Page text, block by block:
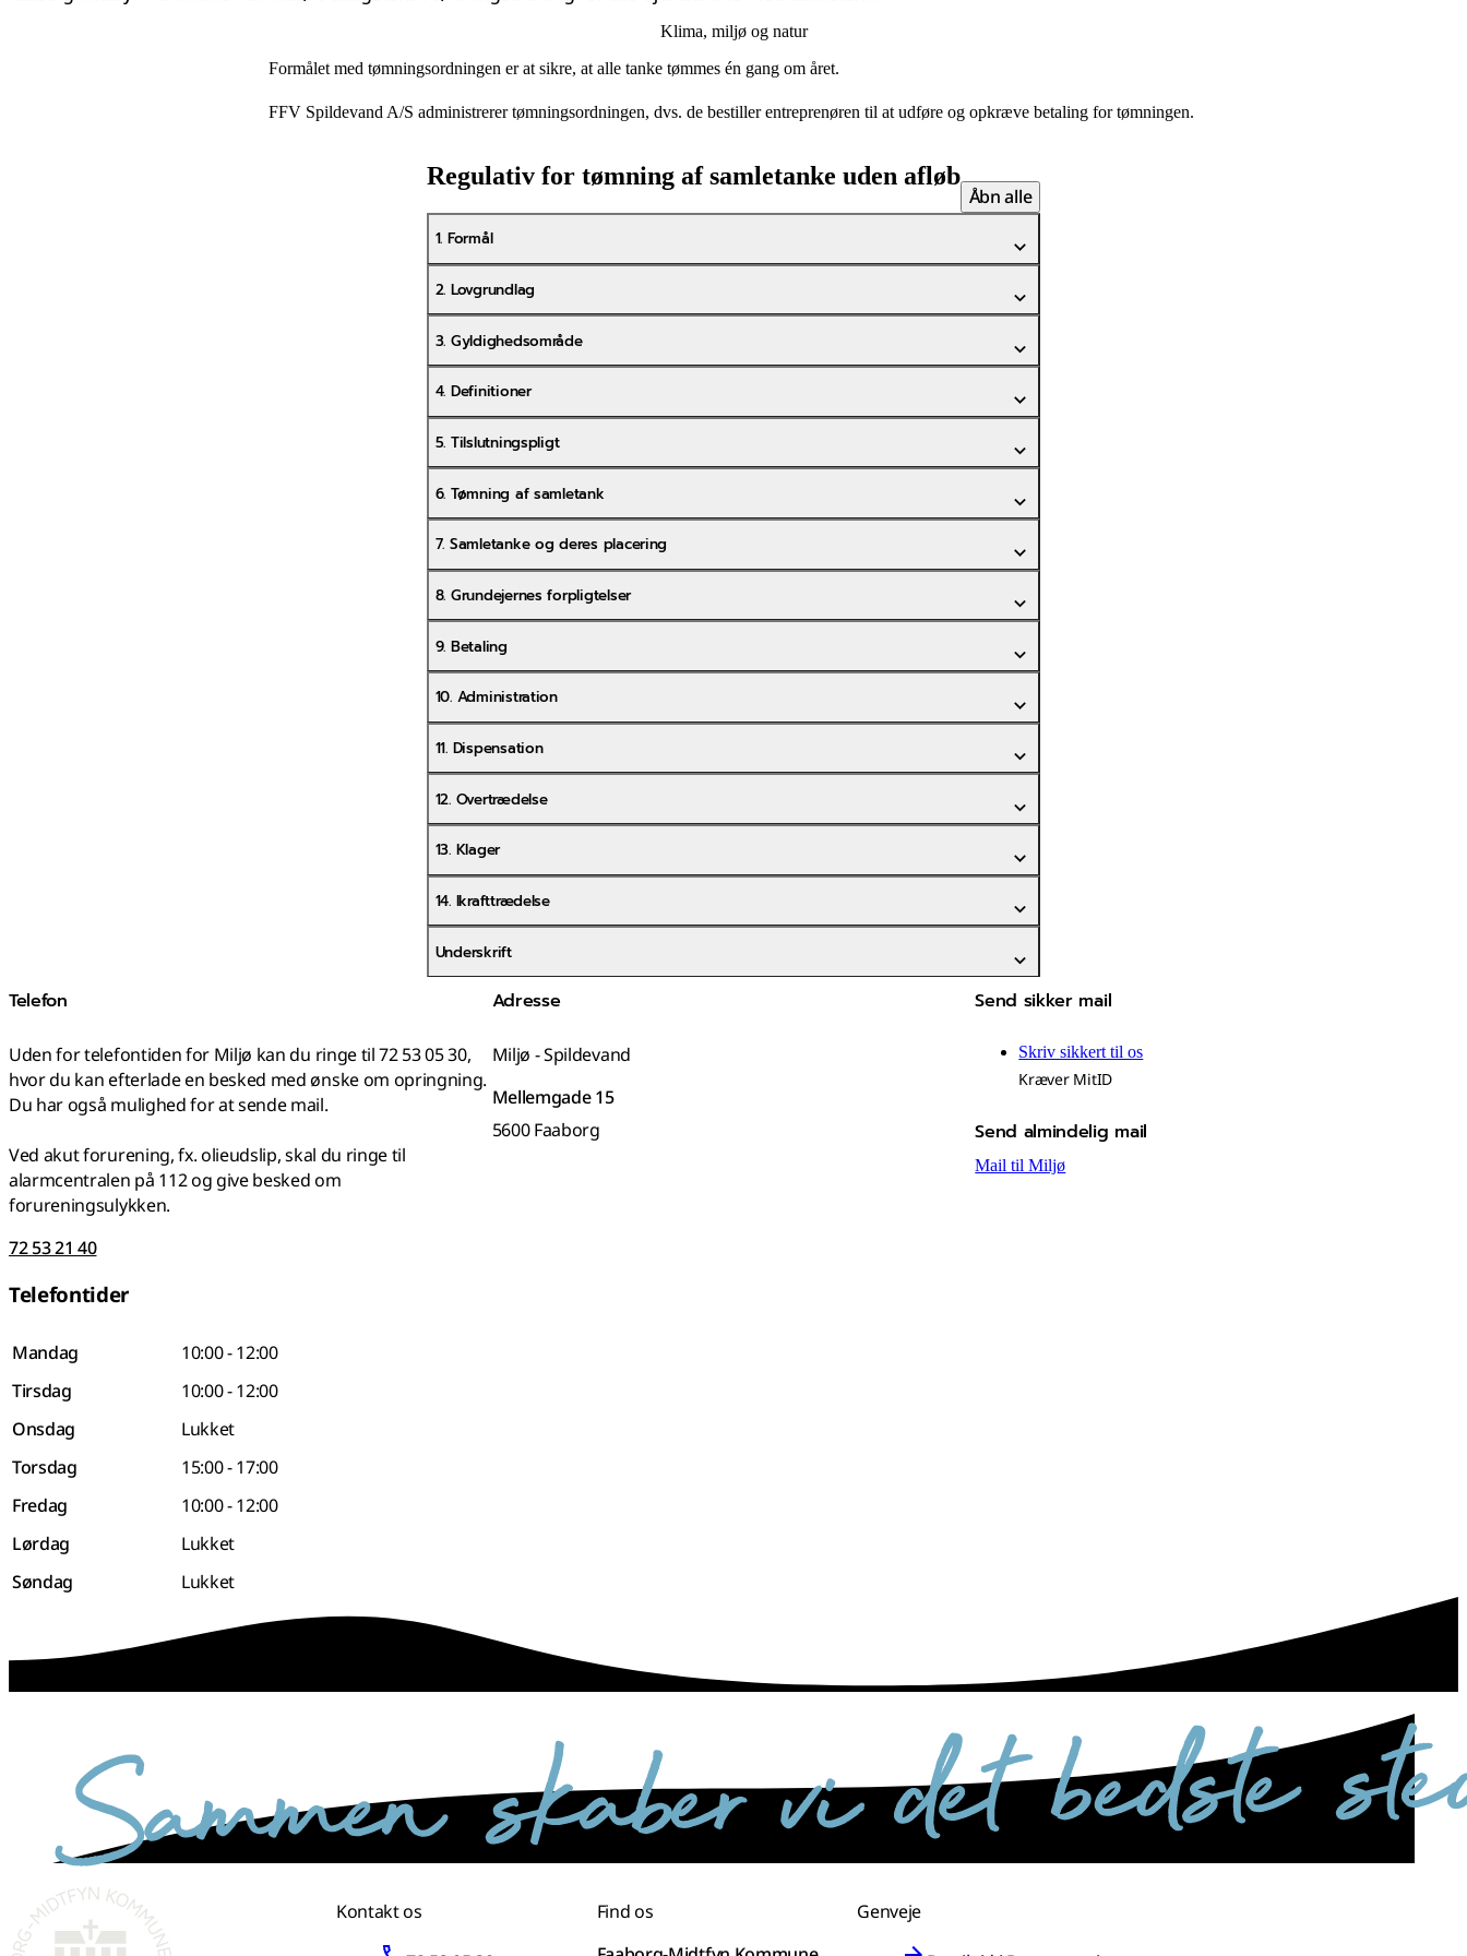
Klima, miljø og natur
Formålet med tømningsordningen er at sikre, at alle tanke tømmes én gang om året.
FFV Spildevand A/S administrerer tømningsordningen, dvs. de bestiller entreprenøren til at udføre og opkræve betaling for tømningen.
Regulativ for tømning af samletanke uden afløb
Åbn alle
1. Formål
2. Lovgrundlag
3. Gyldighedsområde
4. Definitioner
5. Tilslutningspligt
6. Tømning af samletank
7. Samletanke og deres placering
8. Grundejernes forpligtelser
9. Betaling
10. Administration
11. Dispensation
12. Overtrædelse
13. Klager
14. Ikrafttrædelse
Underskrift
Telefon
Uden for telefontiden for Miljø kan du ringe til 72 53 05 30,
hvor du kan efterlade en besked med ønske om opringning.
Du har også mulighed for at sende mail.
Ved akut forurening, fx. olieudslip, skal du ringe til
alarmcentralen på 112 og give besked om
forureningsulykken.
72 53 21 40
Telefontider
Mandag
10:00 - 12:00
Tirsdag
10:00 - 12:00
Onsdag
Lukket
Torsdag
15:00 - 17:00
Fredag
10:00 - 12:00
Lørdag
Lukket
Søndag
Lukket
Adresse
Miljø - Spildevand
Mellemgade 15
5600 Faaborg
Send sikker mail
Skriv sikkert til os
Kræver MitID
Send almindelig mail
Mail til Miljø
Kontakt os
Find os
Genveje